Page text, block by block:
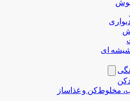
ای
مخلوط‌کن و غذاساز